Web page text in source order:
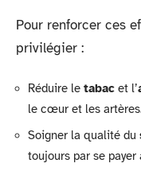
Pour renforcer ces
privilégier :
Réduire le tabac et l’
le cœur et les
Soigner la qualité du
toujours par se